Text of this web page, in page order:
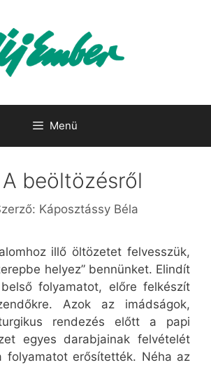
Menü
beöltözésről
Káposztássy Béla
illő öltözetet felvesszük,
helyez” bennünket. Elindít
folyamatot, előre felkészít
Azok az imádságok,
rendezés előtt a papi
egyes darabjainak felvételét
folyamatot erősítették. Néha az